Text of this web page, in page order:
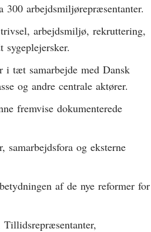
arbejdsmiljørepræsentanter.
arbejdsmiljø, rekruttering,
i tæt samarbejde med Dansk
og andre centrale aktører.
fremvise dokumenterede
og eksterne
af de nye reformer for